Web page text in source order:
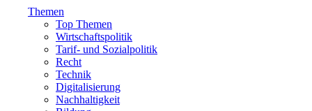
Themen
Top Themen
Wirtschaftspolitik
Tarif- und Sozialpolitik
Recht
Technik
Digitalisierung
Nachhaltigkeit